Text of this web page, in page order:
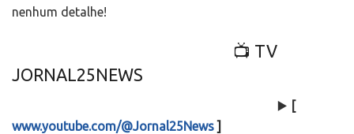
nenhum detalhe!
📺 TV
JORNAL25NEWS
▶️ [
www.youtube.com/@Jornal25News]